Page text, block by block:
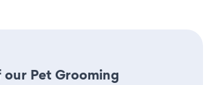
Pet Grooming